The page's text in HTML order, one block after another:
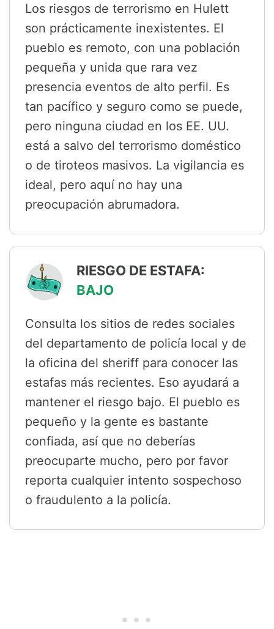
Los riesgos de terrorismo en Hulett
son prácticamente inexistentes. El
pueblo es remoto, con una población
pequeña y unida que rara vez
presencia eventos de alto perfil. Es
tan pacífico y seguro como se puede,
pero ninguna ciudad en los EE. UU.
está a salvo del terrorismo doméstico
o de tiroteos masivos. La vigilancia es
ideal, pero aquí no hay una
preocupación abrumadora.
RIESGO DE ESTAFA:
BAJO
Consulta los sitios de redes sociales
del departamento de policía local y de
la oficina del sheriff para conocer las
estafas más recientes. Eso ayudará a
mantener el riesgo bajo. El pueblo es
pequeño y la gente es bastante
confiada, así que no deberías
preocuparte mucho, pero por favor
reporta cualquier intento sospechoso
o fraudulento a la policía.